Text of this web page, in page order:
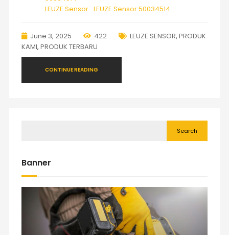
LEUZE Sensor LEUZE Sensor 50034514
June 3, 2025 422 LEUZE SENSOR, PRODUK
KAMI, PRODUK TERBARU
CONTINUE READING
Search
Banner